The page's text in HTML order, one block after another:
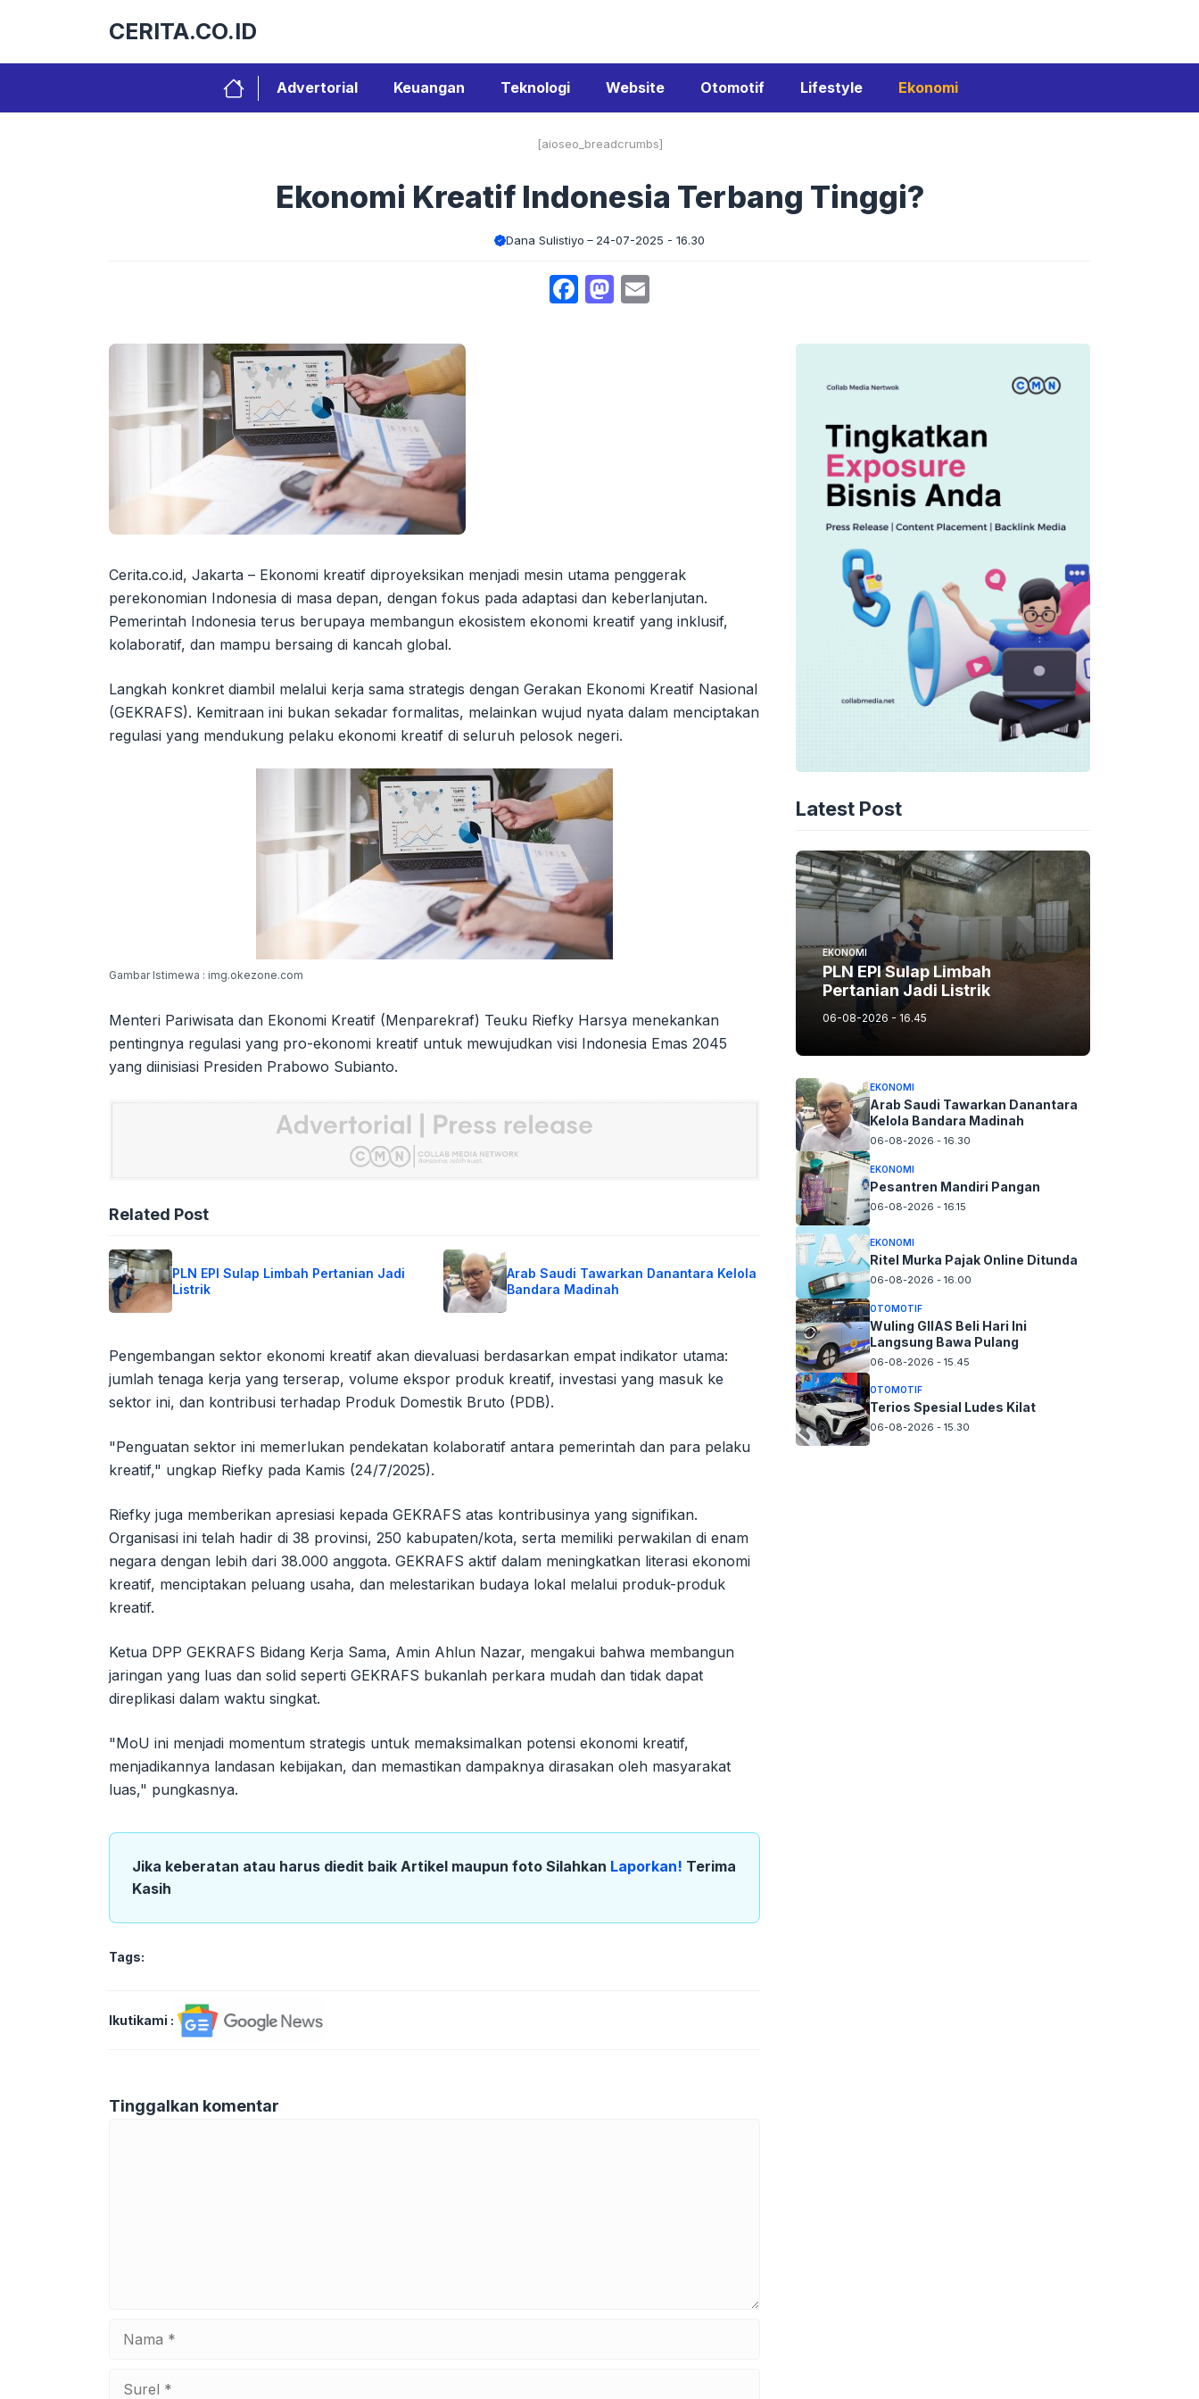
CERITA.CO.ID
Advertorial Keuangan Teknologi Website Otomotif Lifestyle Ekonomi
[aioseo_breadcrumbs]
Ekonomi Kreatif Indonesia Terbang Tinggi?
Dana Sulistiyo 24-07-2025 - 16.30
Facebook
Mastodon
Cerita.co.id, Jakarta – Ekonomi kreatif diproyeksikan menjadi mesin utama penggerak
perekonomian Indonesia di masa depan, dengan fokus pada adaptasi dan keberlanjutan.
Pemerintah Indonesia terus berupaya membangun ekosistem ekonomi kreatif yang inklusif,
kolaboratif, dan mampu bersaing di kancah global.
Langkah konkret diambil melalui kerja sama strategis dengan Gerakan Ekonomi Kreatif Nasional
(GEKRAFS). Kemitraan ini bukan sekadar formalitas, melainkan wujud nyata dalam menciptakan
regulasi yang mendukung pelaku ekonomi kreatif di seluruh pelosok negeri.
Gambar Istimewa : img.okezone.com
Menteri Pariwisata dan Ekonomi Kreatif (Menparekraf) Teuku Riefky Harsya menekankan
pentingnya regulasi yang pro-ekonomi kreatif untuk mewujudkan visi Indonesia Emas 2045
yang diinisiasi Presiden Prabowo Subianto.
Related Post
PLN EPI Sulap Limbah Pertanian Jadi
Listrik
Arab Saudi Tawarkan Danantara Kelola
Bandara Madinah
Pengembangan sektor ekonomi kreatif akan dievaluasi berdasarkan empat indikator utama:
jumlah tenaga kerja yang terserap, volume ekspor produk kreatif, investasi yang masuk ke
sektor ini, dan kontribusi terhadap Produk Domestik Bruto (PDB).
"Penguatan sektor ini memerlukan pendekatan kolaboratif antara pemerintah dan para pelaku
kreatif," ungkap Riefky pada Kamis (24/7/2025).
Riefky juga memberikan apresiasi kepada GEKRAFS atas kontribusinya yang signifikan.
Organisasi ini telah hadir di 38 provinsi, 250 kabupaten/kota, serta memiliki perwakilan di enam
negara dengan lebih dari 38.000 anggota. GEKRAFS aktif dalam meningkatkan literasi ekonomi
kreatif, menciptakan peluang usaha, dan melestarikan budaya lokal melalui produk-produk
kreatif.
Ketua DPP GEKRAFS Bidang Kerja Sama, Amin Ahlun Nazar, mengakui bahwa membangun
jaringan yang luas dan solid seperti GEKRAFS bukanlah perkara mudah dan tidak dapat
direplikasi dalam waktu singkat.
"MoU ini menjadi momentum strategis untuk memaksimalkan potensi ekonomi kreatif,
menjadikannya landasan kebijakan, dan memastikan dampaknya dirasakan oleh masyarakat
luas," pungkasnya.
Jika keberatan atau harus diedit baik Artikel maupun foto Silahkan Laporkan! Terima
Kasih
Tags:
Ikutikami :
Tinggalkan komentar
Latest Post
EKONOMI
PLN EPI Sulap Limbah
Pertanian Jadi Listrik
06-08-2026 - 16.45
EKONOMI
Arab Saudi Tawarkan Danantara
Kelola Bandara Madinah
06-08-2026 - 16.30
EKONOMI
Pesantren Mandiri Pangan
06-08-2026 - 16.15
EKONOMI
Ritel Murka Pajak Online Ditunda
06-08-2026 - 16.00
OTOMOTIF
Wuling GIIAS Beli Hari Ini
Langsung Bawa Pulang
06-08-2026 - 15.45
OTOMOTIF
Terios Spesial Ludes Kilat
06-08-2026 - 15.30